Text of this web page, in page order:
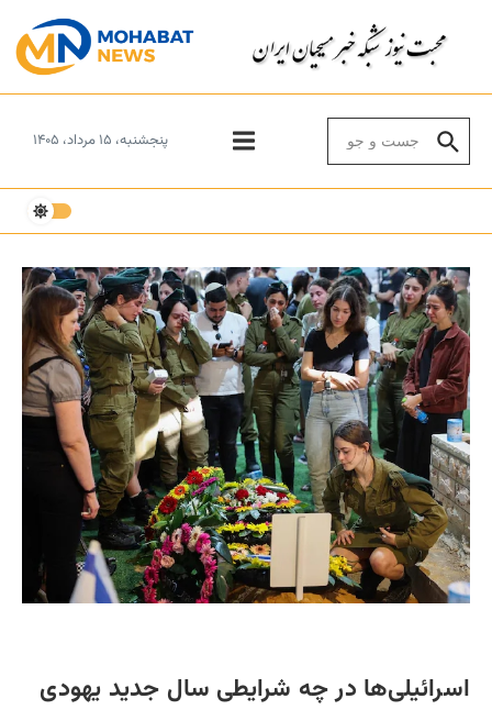
پنجشنبه، ۱۵ مرداد، ۱۴۰۵
اسرائیلی‌ها در چه شرایطی سال جدید یهودی